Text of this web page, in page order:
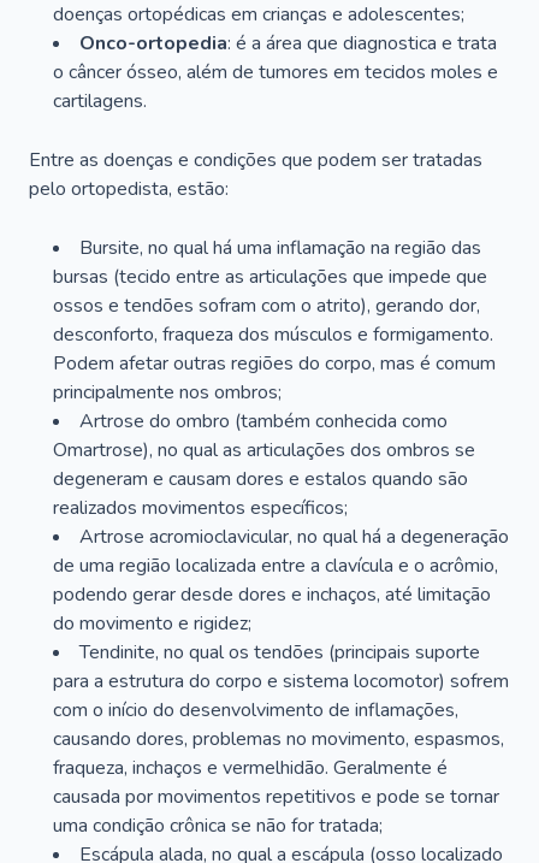
doenças ortopédicas em crianças e adolescentes;
Onco-ortopedia: é a área que diagnostica e trata
o câncer ósseo, além de tumores em tecidos moles e
cartilagens.
Entre as doenças e condições que podem ser tratadas
pelo ortopedista, estão:
Bursite, no qual há uma inflamação na região das
bursas (tecido entre as articulações que impede que
ossos e tendões sofram com o atrito), gerando dor,
desconforto, fraqueza dos músculos e formigamento.
Podem afetar outras regiões do corpo, mas é comum
principalmente nos ombros;
Artrose do ombro (também conhecida como
Omartrose), no qual as articulações dos ombros se
degeneram e causam dores e estalos quando são
realizados movimentos específicos;
Artrose acromioclavicular, no qual há a degeneração
de uma região localizada entre a clavícula e o acrômio,
podendo gerar desde dores e inchaços, até limitação
do movimento e rigidez;
Tendinite, no qual os tendões (principais suporte
para a estrutura do corpo e sistema locomotor) sofrem
com o início do desenvolvimento de inflamações,
causando dores, problemas no movimento, espasmos,
fraqueza, inchaços e vermelhidão. Geralmente é
causada por movimentos repetitivos e pode se tornar
uma condição crônica se não for tratada;
Escápula alada, no qual a escápula (osso localizado